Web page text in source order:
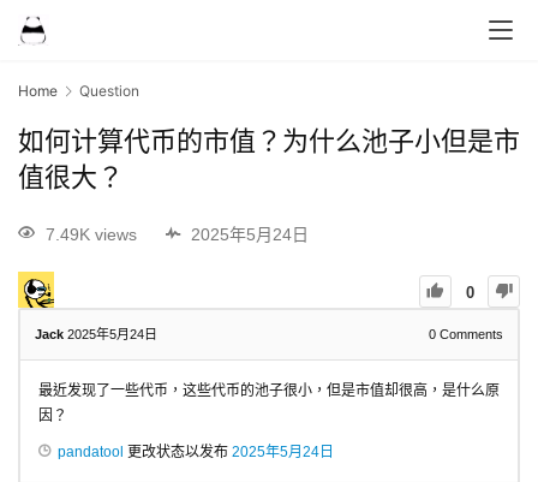
Home Question
如何计算代币的市值？为什么池子小但是市
值很大？
7.49K views 2025年5月24日
0
Jack 2025年5月24日 0 Comments
最近发现了一些代币，这些代币的池子很小，但是市值却很高，是什么原
因？
pandatool 更改状态以发布 2025年5月24日